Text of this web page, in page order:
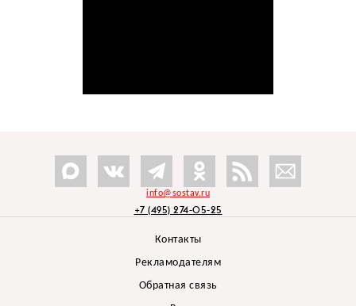
info@sostav.ru
+7 (495) 274-05-25
Контакты
Рекламодателям
Обратная связь